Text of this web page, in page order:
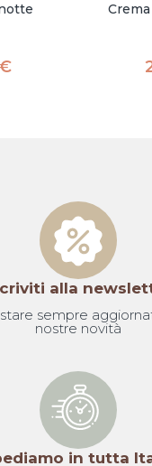
€
alla
sempre
nostre novità
in tutta